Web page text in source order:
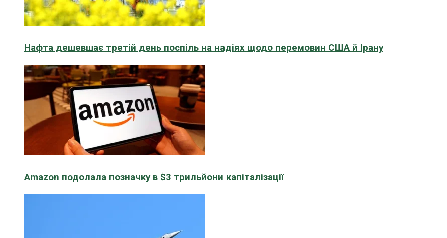
Нафта дешевшає третій день поспіль на надіях щодо перемовин США й Ірану
Amazon подолала позначку в $3 трильйони капіталізації